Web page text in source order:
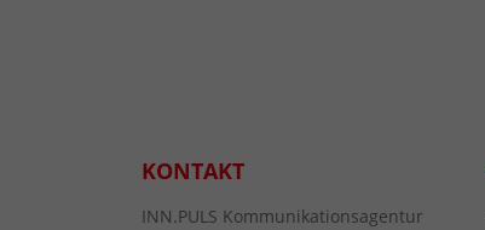
KONTAKT
INN.PULS Kommunikationsagentur